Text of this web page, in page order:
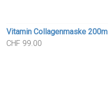
Vitamin Collagenmaske 200ml
CHF 99.00